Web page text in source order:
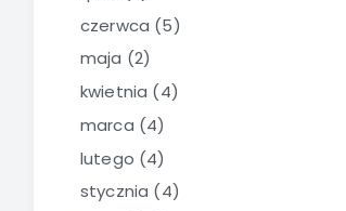
czerwca (5)
maja (2)
kwietnia (4)
marca (4)
lutego (4)
stycznia (4)